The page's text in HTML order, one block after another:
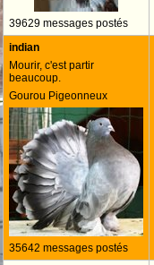
39629 messages postés
indian
Mourir, c'est partir
beaucoup.
Gourou Pigeonneux
35642 messages postés